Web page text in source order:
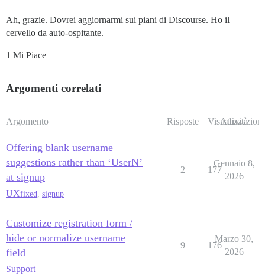
Ah, grazie. Dovrei aggiornarmi sui piani di Discourse. Ho il
cervello da auto-ospitante.
1 Mi Piace
Argomenti correlati
Argomento Risposte Visualizzazioni
Attività
Offering blank username
suggestions rather than ‘UserN’
at signup
UXfixed signup
2 177
Gennaio 8,
2026
Customize registration form /
hide or normalize username
field
Support
9 176
Marzo 30,
2026